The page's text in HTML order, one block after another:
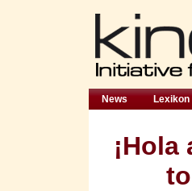
News Lexikon
¡Hola